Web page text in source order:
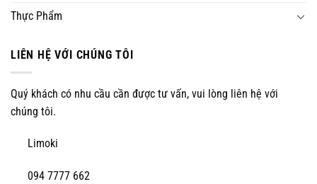
Thực Phẩm
LIÊN HỆ VỚI CHÚNG TÔI
Quý khách có nhu cầu cần được tư vấn, vui lòng liên hệ với
chúng tôi.
Limoki
094 7777 662